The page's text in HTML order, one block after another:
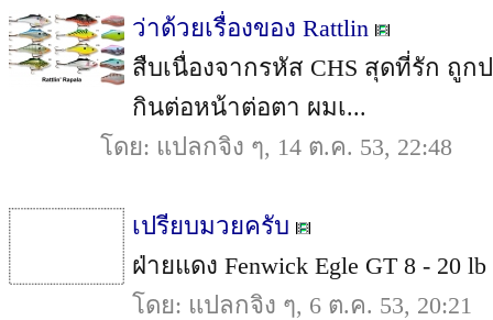
ว่าด้วยเรื่องของ Rattlin
สืบเนื่องจากรหัส CHS สุดที่รัก ถู
กินต่อหน้าต่อตา ผมเ...
โดย: แปลกจิง ๆ, 14 ต.ค. 53, 22:48
เปรียบมวยครับ
ฝ่ายแดง Fenwick Egle GT 8 - 20
โดย: แปลกจิง ๆ, 6 ต.ค. 53, 20:21